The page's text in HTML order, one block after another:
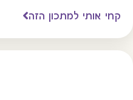
קחי אותי למתכון הזה